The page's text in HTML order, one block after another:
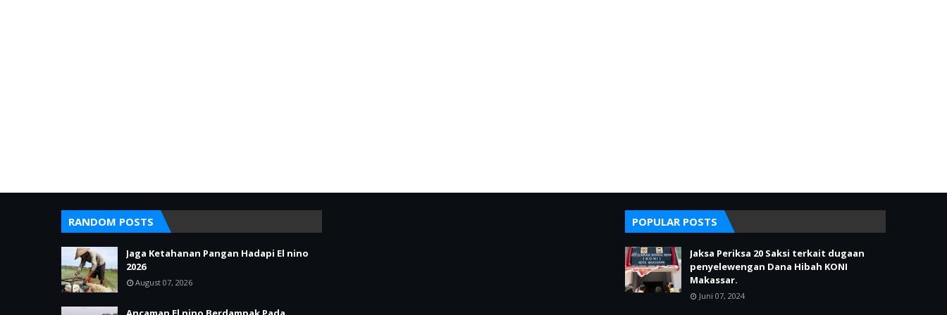
RANDOM POSTS
Jaga Ketahanan Pangan Hadapi El nino
2026
August 07, 2026
POPULAR POSTS
Jaksa Periksa 20 Saksi terkait dugaan
penyelewengan Dana Hibah KONI
Makassar.
Juni 07, 2024